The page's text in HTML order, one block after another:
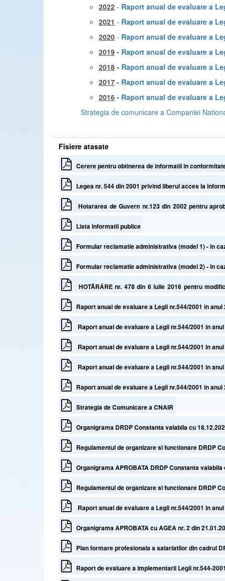
2022 - Raport anual de evaluare a
2021 - Raport anual de evaluare a
2020 - Raport anual de evaluare a
2019 - Raport anual de evaluare a
2018 - Raport anual de evaluare a
2017 - Raport anual de evaluare a
2016 - Raport anual de evaluare a
Strategia de comunicare a Companiei
Fisiere atasate
Cerere pentru obtinerea de informatii in
Legea nr. 544 din 2001 privind liberul acces la
Hotararea de Guvern nr.123 din 2002 pentru
interes public
Lista informatii publice
Formular reclamatie administrativa (model 1) - in
Formular reclamatie administrativa (model 2) - in
HOTĂRÂRE nr. 478 din 6 iulie 2016 pentru
informaţiile de interes public, aprobate prin Hotărârea
Raport anual de evaluare a Legii nr.544/2001 in anul
Raport anual de evaluare a Legii nr.544/2001 in
Raport anual de evaluare a Legii nr.544/2001 in
Raport anual de evaluare a Legii nr.544/2001 in
Raport anual de evaluare a Legii nr.544/2001 in anul
Strategia de Comunicare a CNAIR
Organigrama DRDP Constanta valabila cu
Regulamentul de organizare si functionare DRDP
Organigrama APROBATA DRDP Constanta valabila
Regulamentul de organizare si functionare DRDP
Raport anual de evaluare a Legii nr.544/2001 in anul
Organigrama APROBATA cu AGEA nr. 2 din
Plan formare profesionala a salariatilor din cadrul
Raport de evaluare a implementarii Legii nr.544-